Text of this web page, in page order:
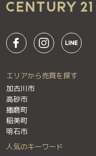
エリアから売買を探す
加古川市
高砂市
播磨町
稲美町
明石市
人気のキーワード